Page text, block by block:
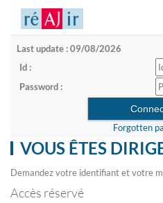
Last update : 09/08/2026
Id :
Password :
Forgotten
VOUS ÊTES
Demandez votre identifiant et votre
Accès réservé